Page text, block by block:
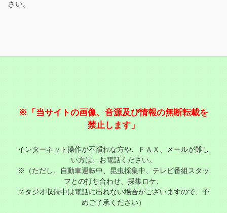
さい。
※「当サイトの画像、音源及び情報の無断転載を
禁止します」
インターネット操作が不慣れな方や、ＦＡＸ、メールが難し
い方は、お電話ください。
※（ただし、自動車運転中、昆虫採集中、テレビ番組スタッ
フとの打ち合わせ、採集ロケ、
スタジオ収録中は電話に出れない場合がございますので、予
めご了承ください）